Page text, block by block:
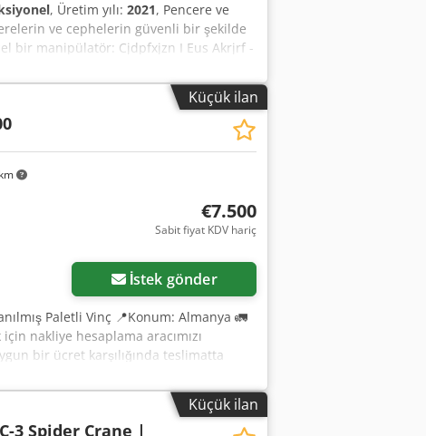
, Üretim yılı: 2021, Pencere ve
ve cephelerin güvenli bir şekilde
bir manipülatör: Cjdpfxjzn I Eus Akrjrf -
Lityum iyon pillerle çalışma - Maksimum
ile kontrol (hareket ve tüm hidrolik
- Paletli şasi Fiyat pazarlığa açıktır.
Küçük ilan
€7.500
Sabit fiyat KDV hariç
İstek gönder
Paletli Vinç 📍Konum: Almanya 🚛
nakliye hesaplama aracımızı
bir ücret karşılığında teslimatta
tarafından incelenmiştir. 20 inceleme
Yorumu: Crodpfx Aksznl S Ejref Tam
bir videoyu görmek ister misiniz?
referans "40868 Equippo"
Küçük ilan
3 Spider Crane |